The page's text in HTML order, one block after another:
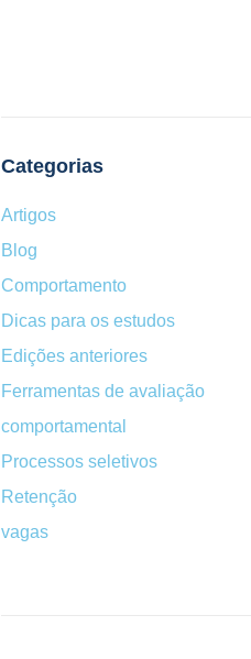
Categorias
Artigos
Blog
Comportamento
Dicas para os estudos
Edições anteriores
Ferramentas de avaliação
comportamental
Processos seletivos
Retenção
vagas